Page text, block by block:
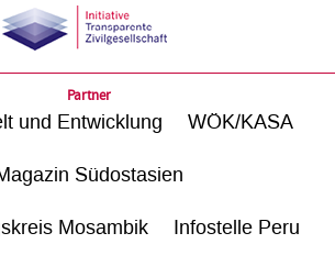
Partner
und Entwicklung WÖK/KASA
Südostasien
Mosambik Infostelle Peru